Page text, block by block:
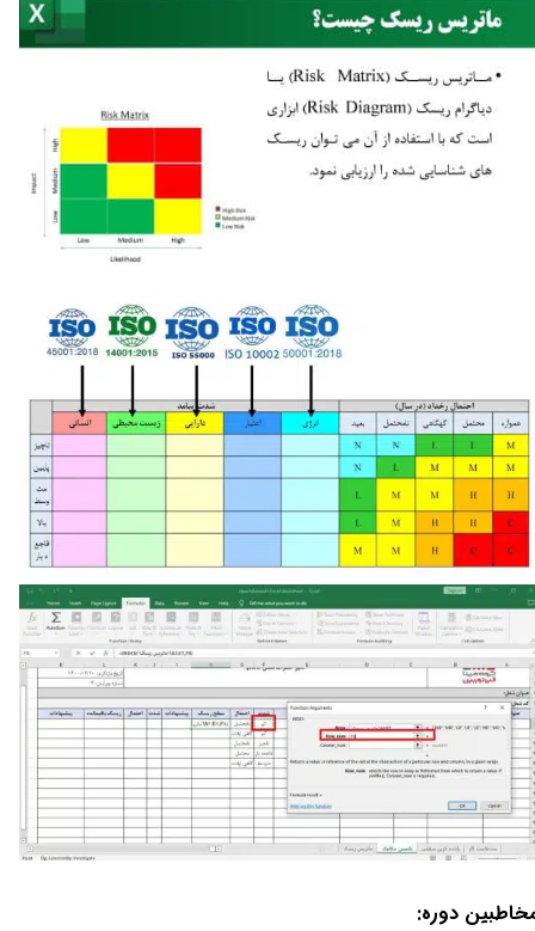
دوره: